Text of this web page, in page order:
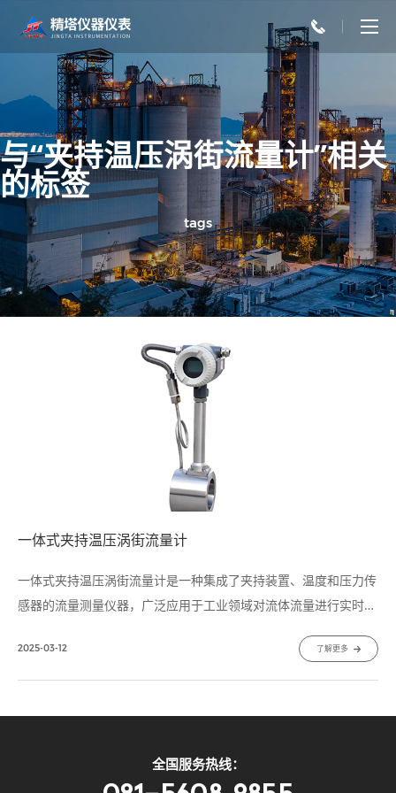
与“夹持温压涡街流量计”相关
的标签
tags
一体式夹持温压涡街流量计
一体式夹持温压涡街流量计是一种集成了夹持装置、温度和压力传
感器的流量测量仪器，广泛应用于工业领域对流体流量进行实时监
业流量测量提供了更加方便和准确的解决方案。
2025-03-12 了解更多
全国服务热线：